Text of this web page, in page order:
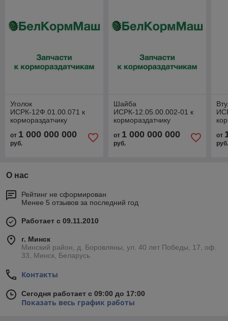
Уголок
ИСРК-12Ф.01.00.071 к
кормораздатчику
от 1 000 000 000
руб.
Шайба
ИСРК-12.05.00.002-01 к
кормораздатчику
от 1 000 000 000
руб.
от
О нас
Рейтинг не сформирован
Менее 5 отзывов за последний год
Работает с 09.11.2010
г. Минск
Минский район, д. Боровляны, ул. 40 лет Победы, 17, оф.
33, Минск, Беларусь
Контакты
Сегодня работает с 09:00 до 17:00
Показать весь график работы